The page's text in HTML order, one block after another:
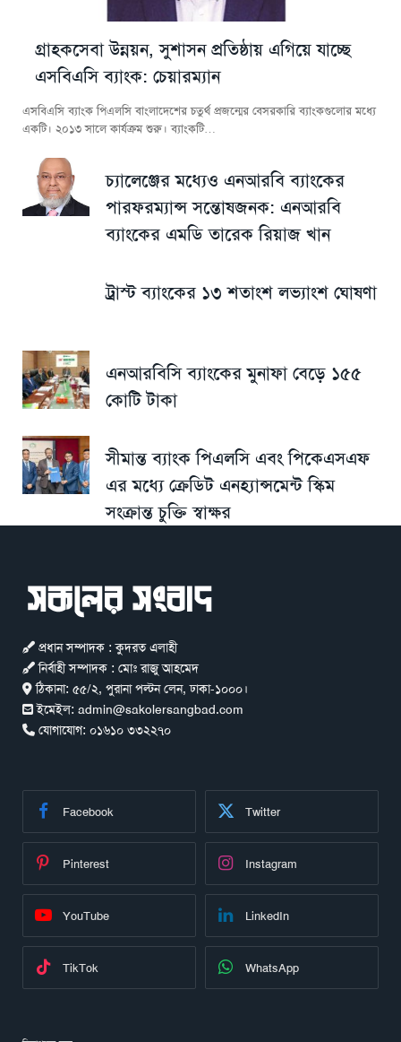
গ্রাহকসেবা উন্নয়ন, সুশাসন প্রতিষ্ঠায় এগিয়ে যাচ্ছে
এসবিএসি ব্যাংক: চেয়ারম্যান
এসবিএসি ব্যাংক পিএলসি বাংলাদেশের চতুর্থ প্রজন্মের বেসরকারি ব্যাংকগুলোর মধ্যে
একটি। ২০১৩ সালে কার্যক্রম শুরু। ব্যাংকটি…
চ্যালেঞ্জের মধ্যেও এনআরবি ব্যাংকের
পারফরম্যান্স সন্তোষজনক: এনআরবি
ব্যাংকের এমডি তারেক রিয়াজ খান
ট্রাস্ট ব্যাংকের ১৩ শতাংশ লভ্যাংশ ঘোষণা
এনআরবিসি ব্যাংকের মুনাফা বেড়ে ১৫৫
কোটি টাকা
সীমান্ত ব্যাংক পিএলসি এবং পিকেএসএফ
এর মধ্যে ক্রেডিট এনহ্যান্সমেন্ট স্কিম
সংক্রান্ত চুক্তি স্বাক্ষর
প্রধান সম্পাদক : কুদরত এলাহী
নির্বাহী সম্পাদক : মোঃ রাজু আহমেদ
ঠিকানা: ৫৫/২, পুরানা পল্টন লেন, ঢাকা-১০০০।
ইমেইল: admin@sakolersangbad.com
যোগাযোগ: ০১৬১০ ৩৩২২৭০
Facebook Twitter
Pinterest Instagram
YouTube LinkedIn
TikTok WhatsApp